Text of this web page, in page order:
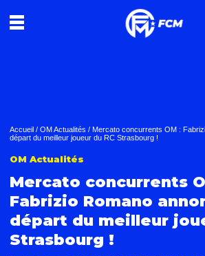
Accueil / OM Actualités / Mercato concurrents OM :
départ du meilleur joueur du RC Strasbourg !
OM Actualités
Mercato concurrents
Fabrizio Romano
départ du meilleur
Strasbourg !